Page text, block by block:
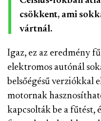
csökkent, ami
vártnál.
Igaz, ez az eredmény
elektromos autónál
belsőégésű verziókkal
motornak
kapcsolták be a fűtést,